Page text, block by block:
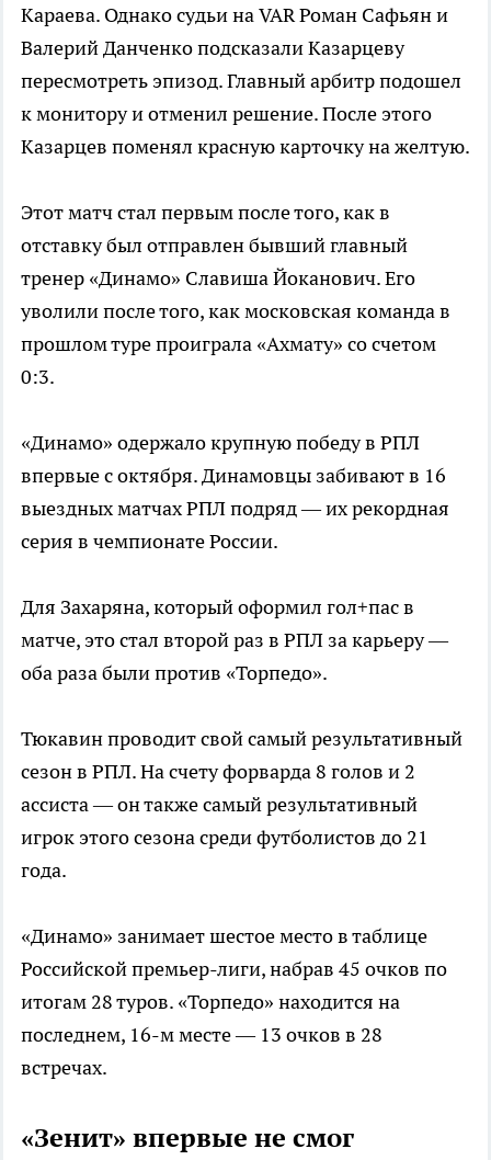
Караева. Однако судьи на VAR Роман Сафьян и
Валерий Данченко подсказали Казарцеву
пересмотреть эпизод. Главный арбитр подошел
к монитору и отменил решение. После этого
Казарцев поменял красную карточку на желтую.
Этот матч стал первым после того, как в
отставку был отправлен бывший главный
тренер «Динамо» Славиша Йоканович. Его
уволили после того, как московская команда в
прошлом туре проиграла «Ахмату» со счетом
0:3.
«Динамо» одержало крупную победу в РПЛ
впервые с октября. Динамовцы забивают в 16
выездных матчах РПЛ подряд — их рекордная
серия в чемпионате России.
Для Захаряна, который оформил гол+пас в
матче, это стал второй раз в РПЛ за карьеру —
оба раза были против «Торпедо».
Тюкавин проводит свой самый результативный
сезон в РПЛ. На счету форварда 8 голов и 2
ассиста — он также самый результативный
игрок этого сезона среди футболистов до 21
года.
«Динамо» занимает шестое место в таблице
Российской премьер-лиги, набрав 45 очков по
итогам 28 туров. «Торпедо» находится на
последнем, 16-м месте — 13 очков в 28
встречах.
«Зенит» впервые не смог